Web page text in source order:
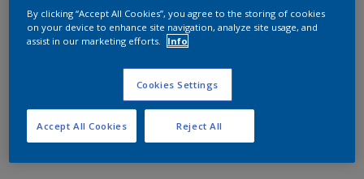
Boodschappenlijst
Vind een winkel
By clicking “Accept All Cookies”, you agree to the storing of cookies
on your device to enhance site navigation, analyze site usage, and
assist in our marketing efforts.
Info
Cookies Settings
Reject All
Accept All Cookies